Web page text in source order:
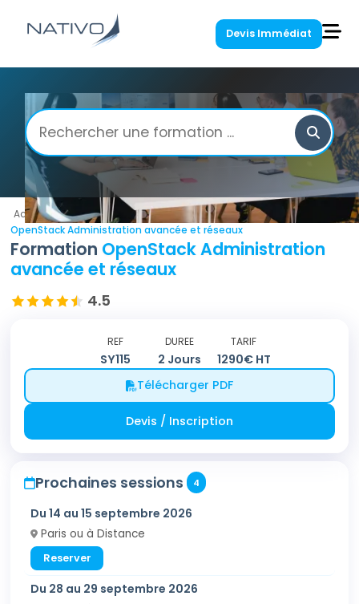
Devis Immédiat
Accueil / Big Data
OpenStack Administration avancée et réseaux
Formation OpenStack Administration
avancée et réseaux
4.5
REF
SY115
DUREE
2 Jours
TARIF
1290€ HT
Télécharger PDF
Devis / Inscription
Prochaines sessions 4
Du 14 au 15 septembre 2026
Paris ou à Distance
Reserver
Du 28 au 29 septembre 2026